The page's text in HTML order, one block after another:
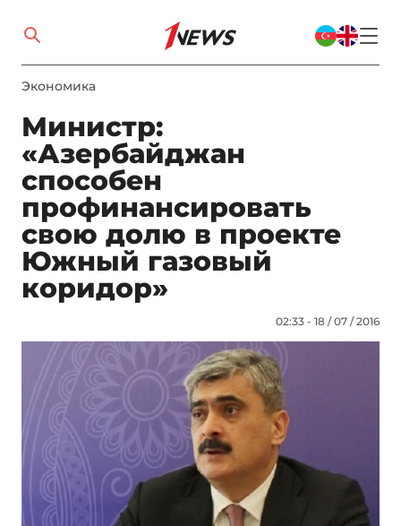
Экономика
Министр:
«Азербайджан
способен
профинансировать
свою долю в проекте
Южный газовый
коридор»
02:33 - 18 / 07 / 2016